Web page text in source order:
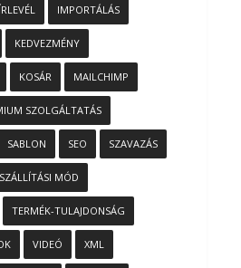
IMPORTÁLÁS
KEDVEZMÉNY
KOSÁR MAILCHIMP
SZOLGÁLTATÁS
SABLON SEO SZAVAZÁS
SZÁLLÍTÁSI MÓD
TERMÉK-TULAJDONSÁG
VIDEÓ XML